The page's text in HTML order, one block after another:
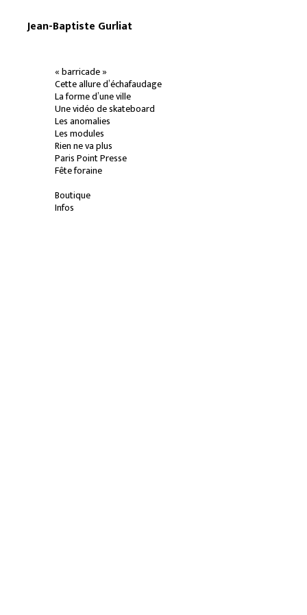
Jean-Baptiste Gurliat
« barricade »
Cette allure d’échafaudage
La forme d’une ville
Une vidéo de skateboard
Les anomalies
Les modules
Rien ne va plus
Paris Point Presse
Fête foraine
Boutique
Infos